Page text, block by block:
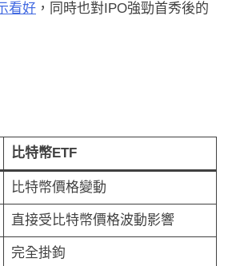
看好 ，同時也對IPO強勁首秀後的
比特幣ETF
比特幣價格變動
直接受比特幣價格波動影響
完全掛鉤